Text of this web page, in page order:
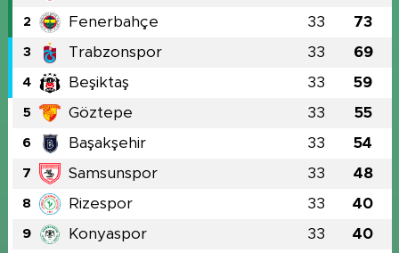
2 Fenerbahçe 33 73
3 Trabzonspor 33 69
4 Beşiktaş 33 59
5 Göztepe 33 55
6 Başakşehir 33 54
7 Samsunspor 33 48
8 Rizespor 33 40
9 Konyaspor 33 40